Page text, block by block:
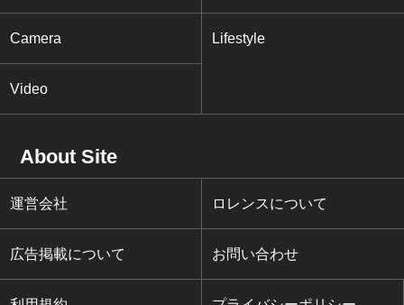
Camera Lifestyle
Video
About Site
運営会社 ロレンスについて
広告掲載について お問い合わせ